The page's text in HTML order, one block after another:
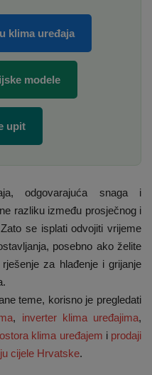
klima uređaja
modele
upit
odgovarajuća snaga i
razliku između prosječnog i
se isplati odvojiti vrijeme
posebno ako želite
za hlađenje i grijanje
teme, korisno je pregledati
, inverter klima uređajima,
klima uređajem i prodaji
cijele Hrvatske.